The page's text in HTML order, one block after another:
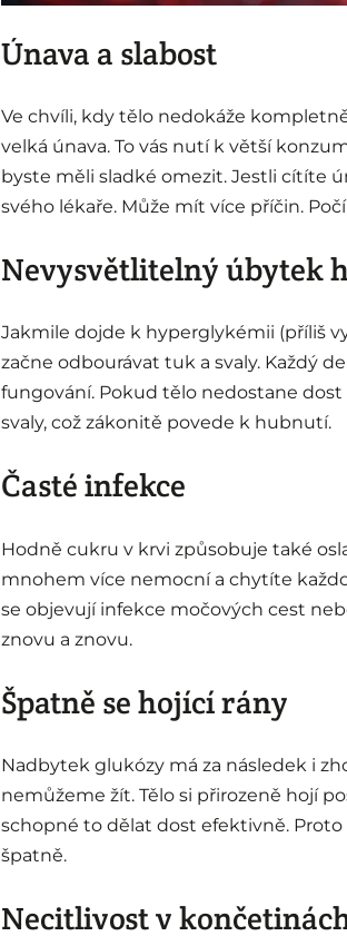
Únava a slabost
Ve chvíli, kdy tělo nedokáže
velká únava. To vás nutí k větší
byste měli sladké omezit. Jestli cítíte
svého lékaře. Může mít více příčin.
Nevysvětlitelný úbytek
Jakmile dojde k hyperglykémii (příliš
začne odbourávat tuk a svaly. Každý
fungování. Pokud tělo nedostane dost
svaly, což zákonitě povede k hubnutí.
Časté infekce
Hodně cukru v krvi způsobuje také
mnohem více nemocní a chytíte
se objevují infekce močových cest
znovu a znovu.
Špatně se hojící rány
Nadbytek glukózy má za následek i
nemůžeme žít. Tělo si přirozeně hojí
schopné to dělat dost efektivně.
špatně.
Necitlivost v